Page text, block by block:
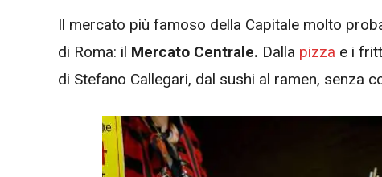
Il mercato più famoso della Capitale molto
di Roma: il Mercato Centrale. Dalla pizza e i
di Stefano Callegari, dal sushi al ramen, senza